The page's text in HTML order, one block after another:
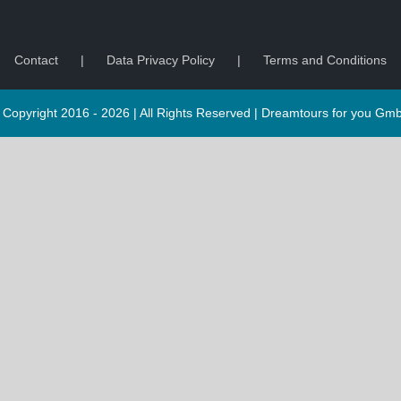
Contact Data Privacy Policy Terms and Conditions
2016 - 2026 | All Rights Reserved | Dreamtours for you